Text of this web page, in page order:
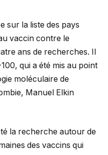
sur la liste des pays
vaccin contre le
ans de recherches. Il
qui a été mis au point
moléculaire de
Manuel Elkin
la recherche autour de
des vaccins qui